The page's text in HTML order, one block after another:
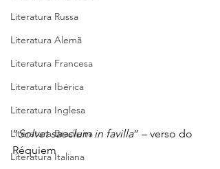
Literatura Russa
Literatura Alemã
Literatura Francesa
Literatura Ibérica
Literatura Inglesa
Literatura Brasileira
Literatura Italiana
“Solvet saeclum in favilla” – verso do
Réquiem